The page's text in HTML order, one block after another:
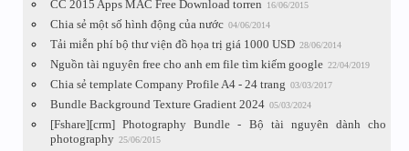
CC 2015 Apps MAC Free Download torren 16/06/2015
Chia sẻ một số hình động của nước 04/06/2014
Tải miễn phí bộ thư viện đồ họa trị giá 1000 USD 28/06/2014
Nguồn tài nguyên free cho anh em file tìm kiếm google 22/04/2019
Chia sẻ template Company Profile A4 - 24 trang 03/03/2017
Bundle Background Texture Gradient 2024 05/03/2024
[Fshare][crm] Photography Bundle - Bộ tài nguyên dành cho
photography 25/06/2015